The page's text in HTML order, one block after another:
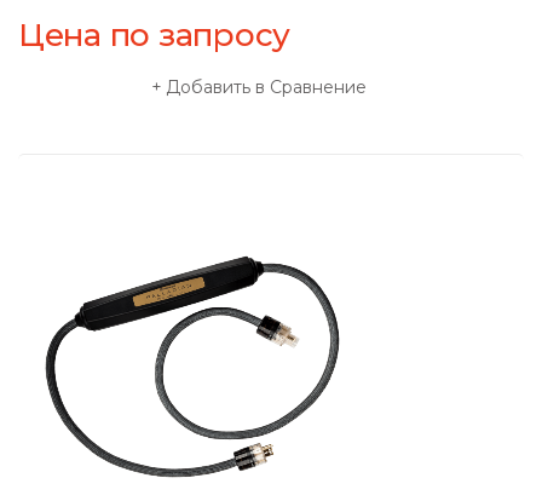
Цена по запросу
Добавить в Сравнение